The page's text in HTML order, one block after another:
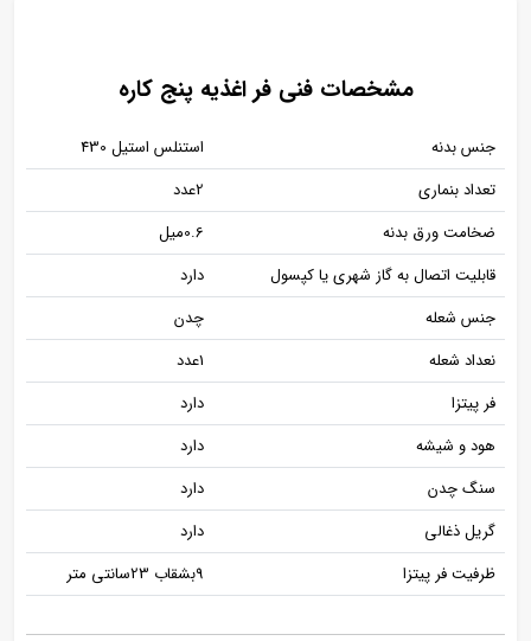
مشخصات فنی فر اغذیه پنج کاره
جنس بدنه
استنلس استیل 430
تعداد بنماری
2عدد
ضخامت ورق بدنه
0.6میل
قابلیت اتصال به گاز شهری یا کپسول
دارد
جنس شعله
چدن
نعداد شعله
1عدد
فر پیتزا
دارد
هود و شیشه
دارد
سنگ چدن
دارد
گریل ذغالی
دارد
ظرفیت فر پیتزا
9بشقاب 23سانتی متر